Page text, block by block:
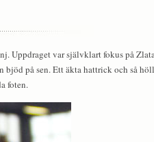
Uppdraget var självklart fokus på
på sen. Ett äkta hattrick och så
foten.